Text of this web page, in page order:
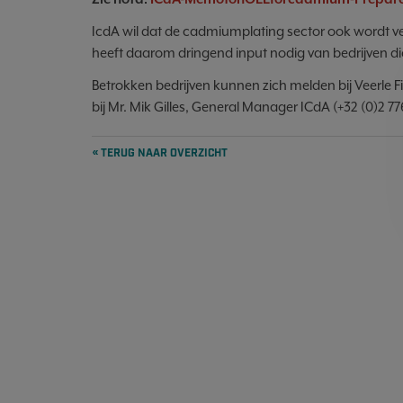
IcdA wil dat de cadmiumplating sector ook wordt
heeft daarom dringend input nodig van bedrijven
Betrokken bedrijven kunnen zich melden bij Veerle
bij Mr. Mik Gilles, General Manager ICdA (+32 (0)2
« TERUG NAAR OVERZICHT